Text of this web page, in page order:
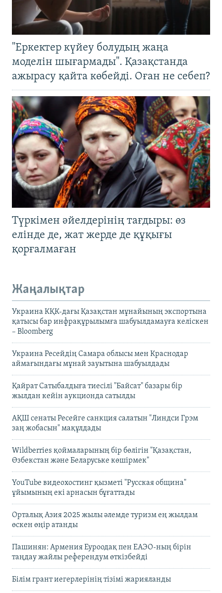
"Еркектер күйеу болудың жаңа
моделін шығармады". Қазақстанда
ажырасу қайта көбейді. Оған не себеп?
Түркімен әйелдерінің тағдыры: өз
елінде де, жат жерде де құқығы
қорғалмаған
Жаңалықтар
Украина КҚК-дағы Қазақстан мұнайының экспортына
қатысы бар инфрақұрылымға шабуылдамауға келіскен
– Bloomberg
Украина Ресейдің Самара облысы мен Краснодар
аймағындағы мұнай зауытына шабуылдады
Қайрат Сатыбалдыға тиесілі "Байсат" базары бір
жылдан кейін аукционда сатылды
АҚШ сенаты Ресейге санкция салатын "Линдси Грэм
заң жобасын" мақұлдады
Wildberries қоймаларының бір бөлігін "Қазақстан,
Өзбекстан және Беларуське көшірмек"
YouTube видеохостинг қызметі "Русская община"
ұйымының екі арнасын бұғаттады
Орталық Азия 2025 жылы әлемде туризм ең жылдам
өскен өңір атанды
Пашинян: Армения Еуроодақ пен ЕАЭО-ның бірін
таңдау жайлы референдум өткізбейді
Білім грант иегерлерінің тізімі жарияланды